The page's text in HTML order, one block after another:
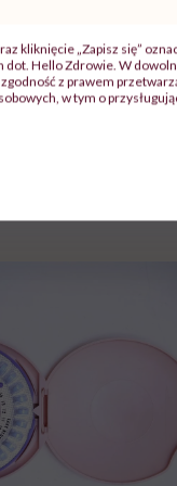
zmianie
kliknięcie „Zapisz się”
dot. Hello Zdrowie. W
zgodność z prawem
w tym o